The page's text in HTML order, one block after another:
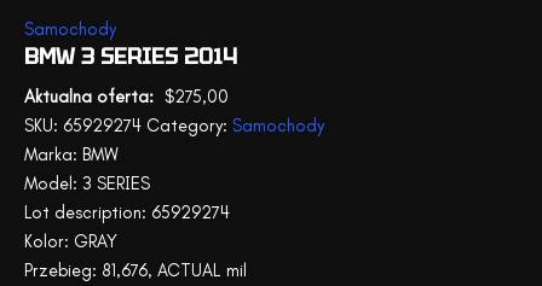
Samochody
BMW 3 SERIES 2014
$275,00
SKU: 65929274 Category: Samochody
Marka: BMW
Model: 3 SERIES
Lot description: 65929274
Kolor: GRAY
Przebieg: 81,676, ACTUAL mil